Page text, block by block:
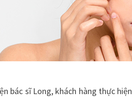
bác sĩ Long, khách hàng thực hiện